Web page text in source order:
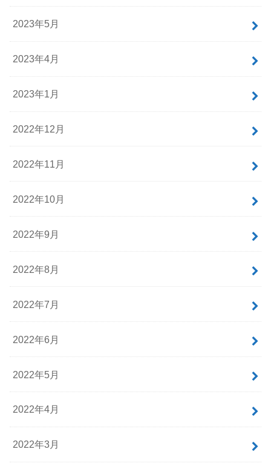
2023年5月
2023年4月
2023年1月
2022年12月
2022年11月
2022年10月
2022年9月
2022年8月
2022年7月
2022年6月
2022年5月
2022年4月
2022年3月